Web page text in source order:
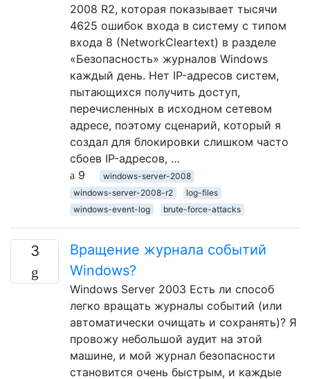
2008 R2, которая показывает тысячи
4625 ошибок входа в систему с типом
входа 8 (NetworkCleartext) в разделе
«Безопасность» журналов Windows
каждый день. Нет IP-адресов систем,
пытающихся получить доступ,
перечисленных в исходном сетевом
адресе, поэтому сценарий, который я
создал для блокировки слишком часто
сбоев IP-адресов, …
9
windows-server-2008
windows-server-2008-r2
log-files
windows-event-log
brute-force-attacks
3
Вращение журнала событий
Windows?
Windows Server 2003 Есть ли способ
легко вращать журналы событий (или
автоматически очищать и сохранять)? Я
провожу небольшой аудит на этой
машине, и мой журнал безопасности
становится очень быстрым, и каждые